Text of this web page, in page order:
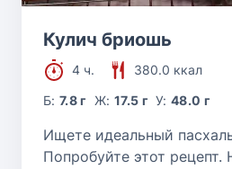
Кулич бриошь
4 ч.
380.0 ккал
Б:7.8 г Ж: 17.5 г У:48.0 г
Ищете идеальный
Попробуйте этот рецепт.